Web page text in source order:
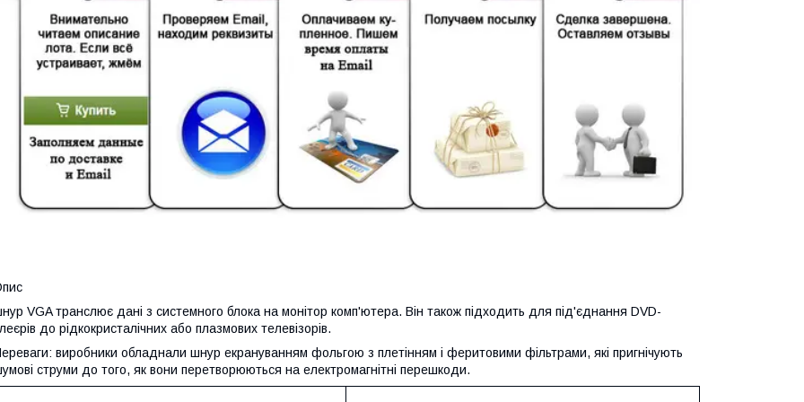
VGA транслює дані з системного блока на монітор комп'ютера. Він також підходить для під'єднання DVD-
до рідкокристалічних або плазмових телевізорів.
виробники обладнали шнур екрануванням фольгою з плетінням і феритовими фільтрами, які пригнічують
струми до того, як вони перетворюються на електромагнітні перешкоди.